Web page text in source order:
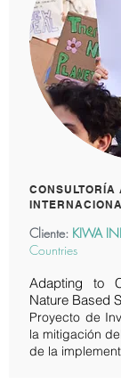
CONSULTORÍA
Cliente: KIWA
Countries
Adapting to
Nature Based
Proyecto de
la mitigación
de la